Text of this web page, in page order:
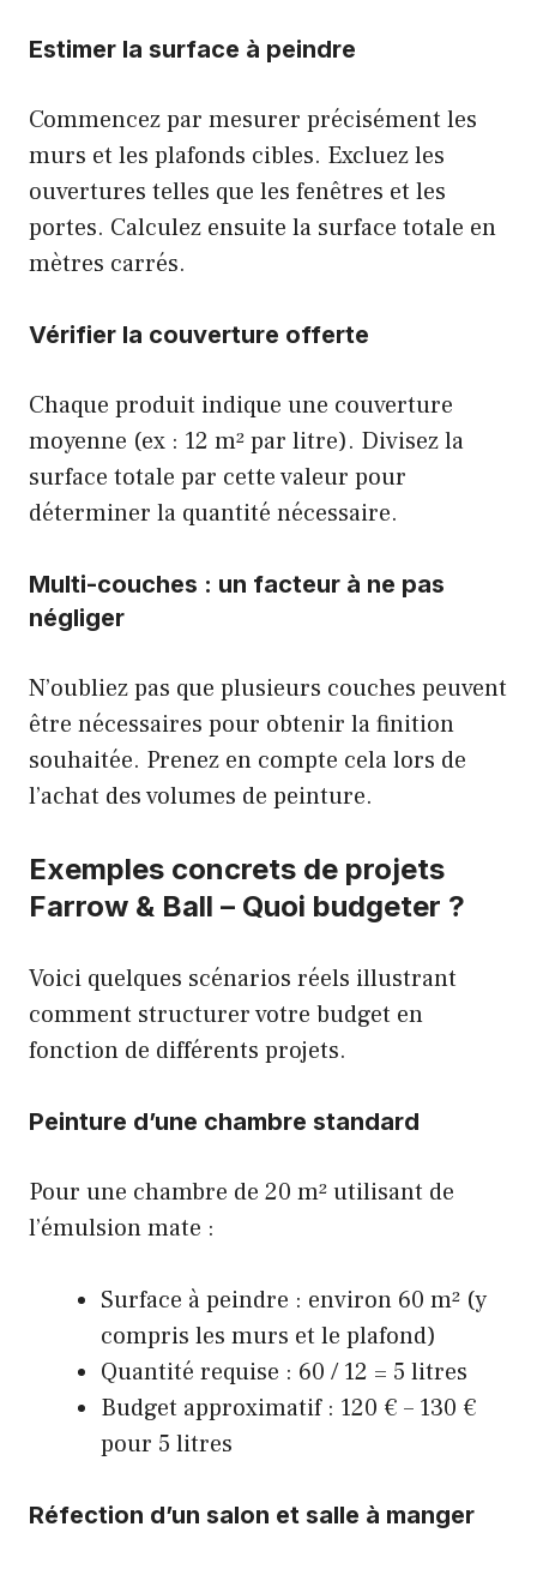
Estimer la surface à peindre
Commencez par mesurer précisément les
murs et les plafonds cibles. Excluez les
ouvertures telles que les fenêtres et les
portes. Calculez ensuite la surface totale en
mètres carrés.
Vérifier la couverture offerte
Chaque produit indique une couverture
moyenne (ex : 12 m² par litre). Divisez la
surface totale par cette valeur pour
déterminer la quantité nécessaire.
Multi-couches : un facteur à ne pas
négliger
N’oubliez pas que plusieurs couches peuvent
être nécessaires pour obtenir la finition
souhaitée. Prenez en compte cela lors de
l’achat des volumes de peinture.
Exemples concrets de projets
Farrow & Ball – Quoi budgeter ?
Voici quelques scénarios réels illustrant
comment structurer votre budget en
fonction de différents projets.
Peinture d’une chambre standard
Pour une chambre de 20 m² utilisant de
l’émulsion mate :
Surface à peindre : environ 60 m² (y
compris les murs et le plafond)
Quantité requise : 60 / 12 = 5 litres
Budget approximatif : 120 € – 130 €
pour 5 litres
Réfection d’un salon et salle à manger